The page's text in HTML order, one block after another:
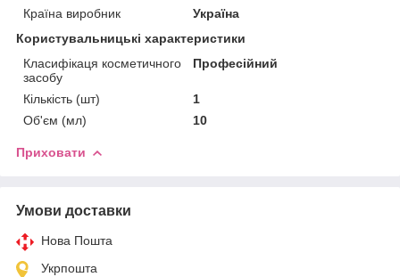
Країна виробник
Україна
Користувальницькі характеристики
Класифікаця косметичного
засобу
Професійний
Кількість (шт)
1
Об'єм (мл)
10
Приховати
Умови доставки
Нова Пошта
Укрпошта